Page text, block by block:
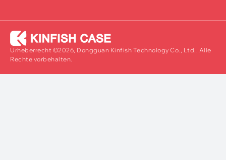
Urheberrecht ©2026, Dongguan Kinfish Technology Co., Ltd.. Alle
Rechte vorbehalten.